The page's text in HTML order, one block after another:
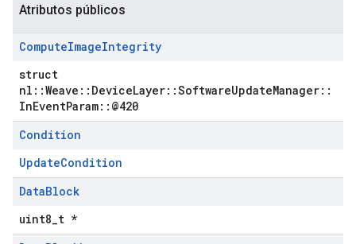
Atributos públicos
ComputeImageIntegrity
struct
nl::Weave::DeviceLayer::SoftwareUpdateManager::
InEventParam::@420
Condition
UpdateCondition
DataBlock
uint8_t *